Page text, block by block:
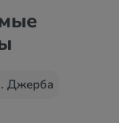
Джерба